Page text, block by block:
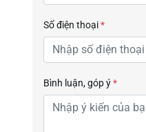
Số điện thoại*
Bình luận, góp ý*